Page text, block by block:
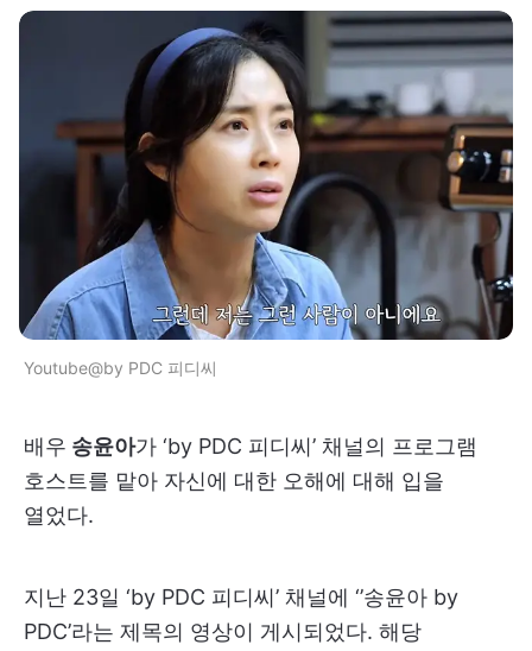
Youtube@by PDC 피디씨
배우 송윤아가 ‘by PDC 피디씨’ 채널의 프로그램
호스트를 맡아 자신에 대한 오해에 대해 입을
열었다.
지난 23일 ‘by PDC 피디씨’ 채널에 ‘’송윤아 by
PDC’라는 제목의 영상이 게시되었다. 해당